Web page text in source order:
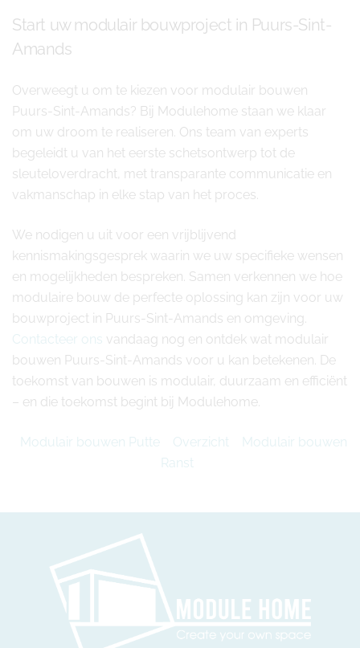
Start uw modulair bouwproject in Puurs-Sint-
Amands
Overweegt u om te kiezen voor modulair bouwen
Puurs-Sint-Amands? Bij Modulehome staan we klaar
om uw droom te realiseren. Ons team van experts
begeleidt u van het eerste schetsontwerp tot de
sleuteloverdracht, met transparante communicatie en
vakmanschap in elke stap van het proces.
We nodigen u uit voor een vrijblijvend
kennismakingsgesprek waarin we uw specifieke wensen
en mogelijkheden bespreken. Samen verkennen we hoe
modulaire bouw de perfecte oplossing kan zijn voor uw
bouwproject in Puurs-Sint-Amands en omgeving.
Contacteer ons vandaag nog en ontdek wat modulair
bouwen Puurs-Sint-Amands voor u kan betekenen. De
toekomst van bouwen is modulair, duurzaam en efficiënt
– en die toekomst begint bij Modulehome.
Modulair bouwen Putte Overzicht
Modulair bouwen
Ranst